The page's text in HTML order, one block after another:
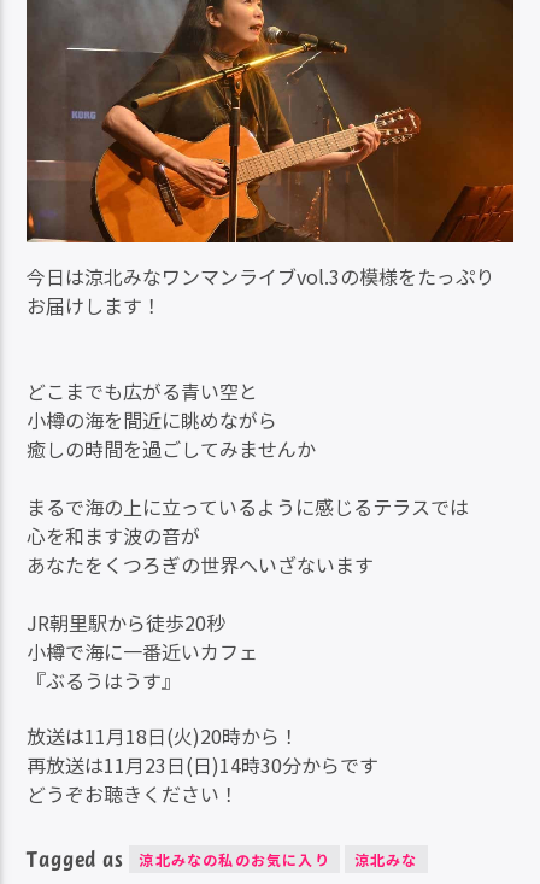
今日は涼北みなワンマンライブvol.3の模様をたっぷり
お届けします！
どこまでも広がる青い空と
小樽の海を間近に眺めながら
癒しの時間を過ごしてみませんか
まるで海の上に立っているように感じるテラスでは
心を和ます波の音が
あなたをくつろぎの世界へいざないます
JR朝里駅から徒歩20秒
小樽で海に一番近いカフェ
『ぶるうはうす』
放送は11月18日(火)20時から！
再放送は11月23日(日)14時30分からです
どうぞお聴きください！
Tagged as 涼北みなの私のお気に入り 涼北みな